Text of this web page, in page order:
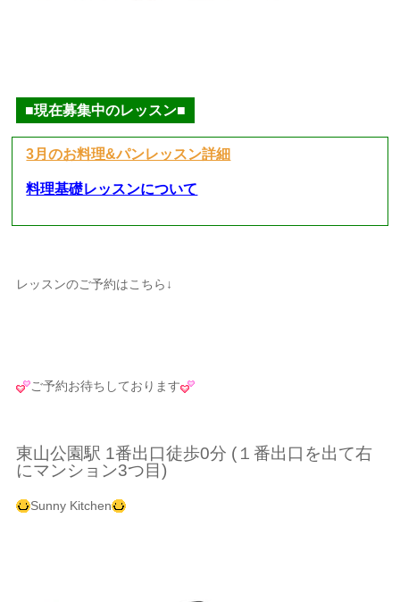
■現在募集中のレッスン■
3月のお料理&パンレッスン詳細
料理基礎レッスンについて
レッスンのご予約はこちら↓
ご予約お待ちしております
東山公園駅 1番出口徒歩0分 (１番出口を出て右
にマンション3つ目)
Sunny Kitchen